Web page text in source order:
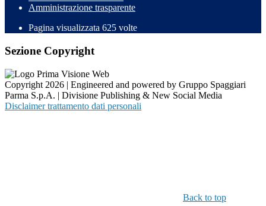
Amministrazione trasparente
Pagina visualizzata 625 volte
Sezione Copyright
Copyright 2026 | Engineered and powered by Gruppo Spaggiari
Parma S.p.A. | Divisione Publishing & New Social Media
Disclaimer trattamento dati personali
Back to top